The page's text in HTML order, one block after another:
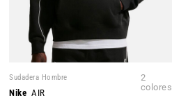
Sudadera Hombre
Nike AIR
2
colores